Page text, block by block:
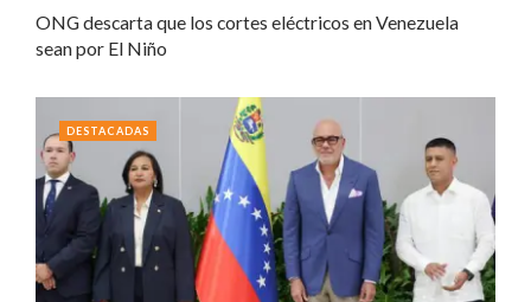
ONG descarta que los cortes eléctricos en Venezuela
sean por El Niño
DESTACADAS